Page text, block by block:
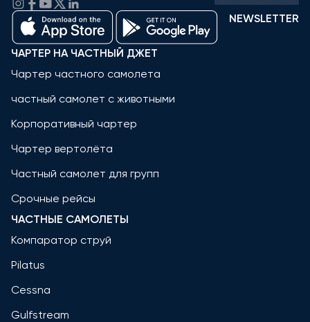
NEWSLETTER
ЧАРТЕР НА ЧАСТНЫЙ ДЖЕТ
Чартер частного самолета
частный самолет с животными
Корпоративный чартер
Чартер вертолёта
Частный самолет для групп
Срочные рейсы
ЧАСТНЫЕ САМОЛЕТЫ
Компаратор струй
Pilatus
Cessna
Gulfstream